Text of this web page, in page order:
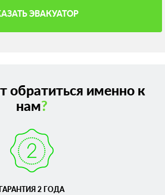
ЭВАКУАТОР
обратиться именно к
нам?
ГАРАНТИЯ 2 ГОДА